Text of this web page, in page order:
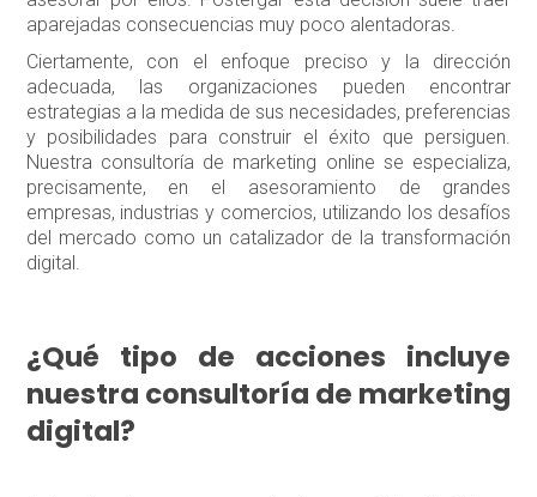
aparejadas consecuencias muy poco alentadoras.
Ciertamente, con el enfoque preciso y la dirección
adecuada, las organizaciones pueden encontrar
estrategias a la medida de sus necesidades, preferencias
y posibilidades para construir el éxito que persiguen.
Nuestra consultoría de marketing online se especializa,
precisamente, en el asesoramiento de grandes
empresas, industrias y comercios, utilizando los desafíos
del mercado como un catalizador de la transformación
digital.
¿Qué tipo de acciones incluye
nuestra consultoría de marketing
digital?